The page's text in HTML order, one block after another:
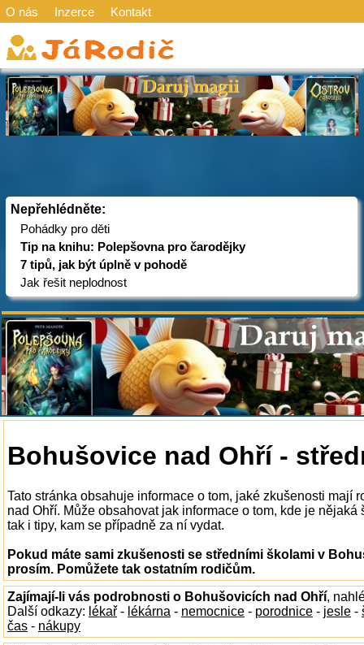
O nás Inzerce Kontakt
Nepřehlédněte:
Pohádky pro děti
Tip na knihu: Polepšovna pro čarodějky
7 tipů, jak být úplně v pohodě
Jak řešit neplodnost
Bohušovice nad Ohří -
Tato stránka obsahuje informace o tom, jaké zkušenosti mají
nad Ohří. Může obsahovat jak informace o tom, kde je
tak i tipy, kam se případně za ní vydat.
Pokud máte sami zkušenosti se středními školami v
prosím. Pomůžete tak ostatním rodičům.
Zajímají-li vás podrobnosti o Bohušovicích nad Ohří,
Další odkazy: lékař - lékárna - nemocnice - porodnice - jesle -
čas - nákupy